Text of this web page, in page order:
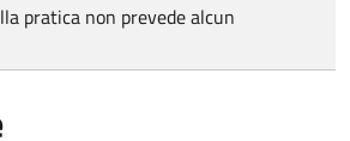
pratica non prevede alcun